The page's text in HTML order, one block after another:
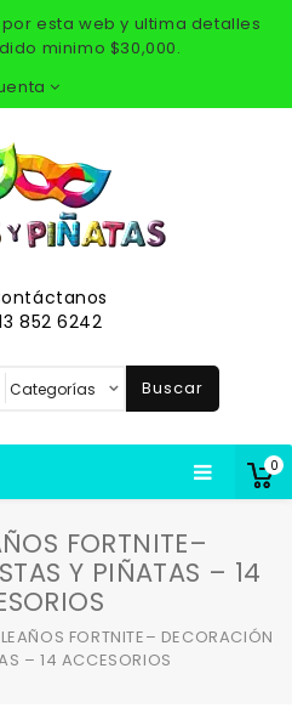
esta web y ultima detalles
minimo $30,000.
0
852 6242
Buscar
FORTNITE–
Y PIÑATAS – 14
FORTNITE– DECORACIÓN
– 14 ACCESORIOS